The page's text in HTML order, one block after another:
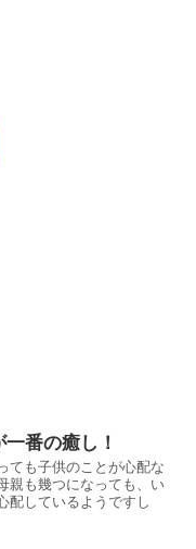
番の癒し！
ても子供のことが心配な
親も幾つになっても、い
配しているようですし